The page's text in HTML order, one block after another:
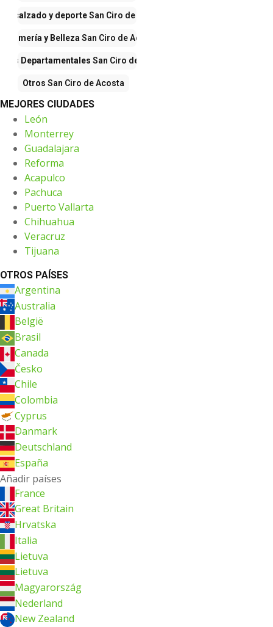
calzado y deporteSan Ciro de Acosta
y Belleza San Ciro de Acosta
Departamentales San Ciro de Acosta
Otros San Ciro de Acosta
MEJORES CIUDADES
León
Monterrey
Guadalajara
Reforma
Acapulco
Pachuca
Puerto Vallarta
Chihuahua
Veracruz
Tijuana
OTROS PAÍSES
Argentina
Australia
België
Brasil
Canada
Česko
Chile
Colombia
Cyprus
Danmark
Deutschland
España
Añadir países
France
Great Britain
Hrvatska
Italia
Lietuva
Lietuva
Magyarország
Nederland
New Zealand